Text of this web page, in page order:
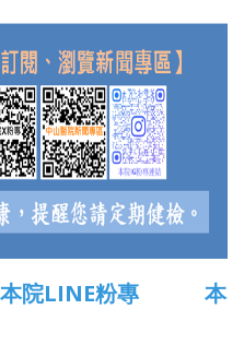
本院LINE粉專
本